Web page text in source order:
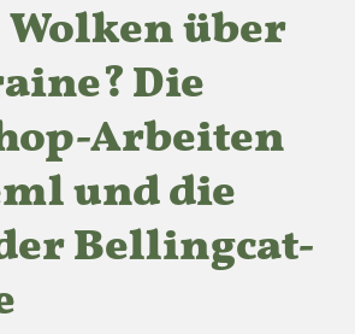
Wolken über
Die
Arbeiten
und die
Bellingcat-